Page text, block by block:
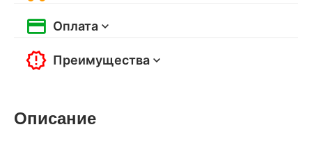
Оплата
Преимущества
Описание